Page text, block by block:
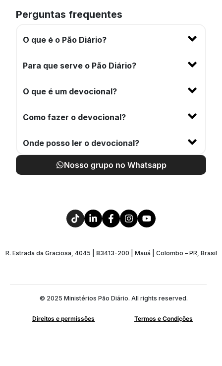
Perguntas frequentes
O que é o Pão Diário?
Para que serve o Pão Diário?
O que é um devocional?
Como fazer o devocional?
Onde posso ler o devocional?
Nosso grupo no Whatsapp
R. Estrada da Graciosa, 4045 | 83413-200 | Mauá | Colombo – PR, Brasil
© 2025 Ministérios Pão Diário. All rights reserved.
Direitos e permissões Termos e Condições